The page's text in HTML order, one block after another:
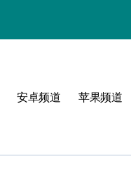
安卓频道 苹果频道